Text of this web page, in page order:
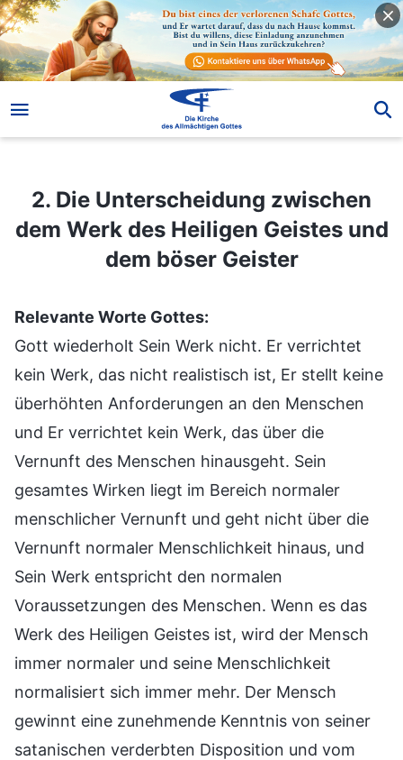
2. Die Unterscheidung zwischen
dem Werk des Heiligen Geistes und
dem böser Geister
Relevante Worte Gottes:
Gott wiederholt Sein Werk nicht. Er verrichtet
kein Werk, das nicht realistisch ist, Er stellt keine
überhöhten Anforderungen an den Menschen
und Er verrichtet kein Werk, das über die
Vernunft des Menschen hinausgeht. Sein
gesamtes Wirken liegt im Bereich normaler
menschlicher Vernunft und geht nicht über die
Vernunft normaler Menschlichkeit hinaus, und
Sein Werk entspricht den normalen
Voraussetzungen des Menschen. Wenn es das
Werk des Heiligen Geistes ist, wird der Mensch
immer normaler und seine Menschlichkeit
normalisiert sich immer mehr. Der Mensch
gewinnt eine zunehmende Kenntnis von seiner
satanischen verderbten Disposition und vom